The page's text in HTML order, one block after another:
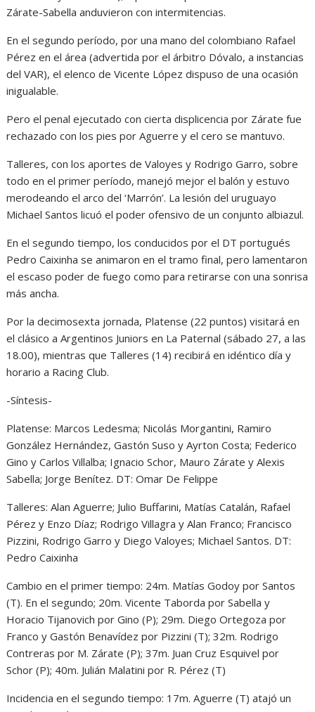
Zárate-Sabella anduvieron con intermitencias.
En el segundo período, por una mano del colombiano Rafael
Pérez en el área (advertida por el árbitro Dóvalo, a instancias
del VAR), el elenco de Vicente López dispuso de una ocasión
inigualable.
Pero el penal ejecutado con cierta displicencia por Zárate fue
rechazado con los pies por Aguerre y el cero se mantuvo.
Talleres, con los aportes de Valoyes y Rodrigo Garro, sobre
todo en el primer período, manejó mejor el balón y estuvo
merodeando el arco del ‘Marrón’. La lesión del uruguayo
Michael Santos licuó el poder ofensivo de un conjunto albiazul.
En el segundo tiempo, los conducidos por el DT portugués
Pedro Caixinha se animaron en el tramo final, pero lamentaron
el escaso poder de fuego como para retirarse con una sonrisa
más ancha.
Por la decimosexta jornada, Platense (22 puntos) visitará en
el clásico a Argentinos Juniors en La Paternal (sábado 27, a las
18.00), mientras que Talleres (14) recibirá en idéntico día y
horario a Racing Club.
-Síntesis-
Platense: Marcos Ledesma; Nicolás Morgantini, Ramiro
González Hernández, Gastón Suso y Ayrton Costa; Federico
Gino y Carlos Villalba; Ignacio Schor, Mauro Zárate y Alexis
Sabella; Jorge Benítez. DT: Omar De Felippe
Talleres: Alan Aguerre; Julio Buffarini, Matías Catalán, Rafael
Pérez y Enzo Díaz; Rodrigo Villagra y Alan Franco; Francisco
Pizzini, Rodrigo Garro y Diego Valoyes; Michael Santos. DT:
Pedro Caixinha
Cambio en el primer tiempo: 24m. Matías Godoy por Santos
(T). En el segundo; 20m. Vicente Taborda por Sabella y
Horacio Tijanovich por Gino (P); 29m. Diego Ortegoza por
Franco y Gastón Benavídez por Pizzini (T); 32m. Rodrigo
Contreras por M. Zárate (P); 37m. Juan Cruz Esquivel por
Schor (P); 40m. Julián Malatini por R. Pérez (T)
Incidencia en el segundo tiempo: 17m. Aguerre (T) atajó un